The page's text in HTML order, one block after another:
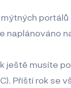
naplánováno
ještě musíte
Příští rok se